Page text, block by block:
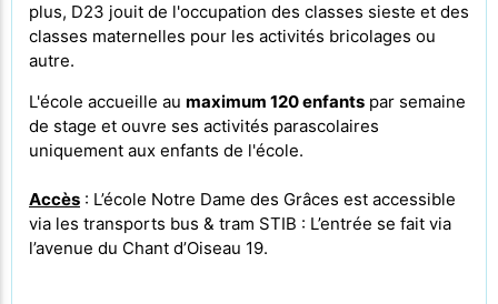
plus, D23 jouit de l'occupation des classes sieste et des
classes maternelles pour les activités bricolages ou
autre.
L'école accueille au maximum 120 enfants par semaine
de stage et ouvre ses activités parascolaires
uniquement aux enfants de l'école.
Accès : L’école Notre Dame des Grâces est accessible
via les transports bus & tram STIB : L’entrée se fait via
l’avenue du Chant d’Oiseau 19.